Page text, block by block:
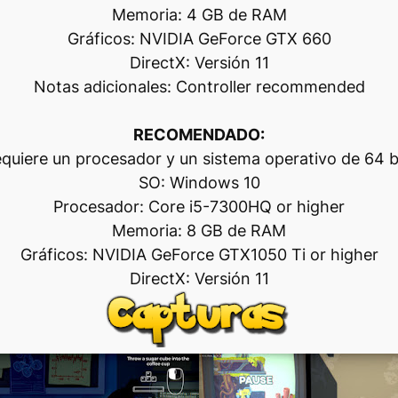
Memoria: 4 GB de RAM
Gráficos: NVIDIA GeForce GTX 660
DirectX: Versión 11
Notas adicionales: Controller recommended
RECOMENDADO:
un procesador y un sistema operativo de 64
SO: Windows 10
Procesador: Core i5-7300HQ or higher
Memoria: 8 GB de RAM
Gráficos: NVIDIA GeForce GTX1050 Ti or higher
DirectX: Versión 11